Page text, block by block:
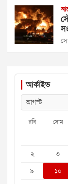
আর্কাইভ
রবি সোম
২
৩
৯
১০